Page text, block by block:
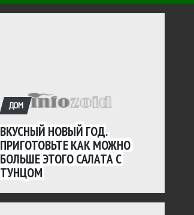
ДОМ
ВКУСНЫЙ НОВЫЙ ГОД.
ПРИГОТОВЬТЕ КАК МОЖНО
БОЛЬШЕ ЭТОГО САЛАТА С
ТУНЦОМ